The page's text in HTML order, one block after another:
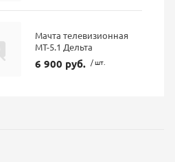
Мачта телевизионная
МТ-5.1 Дельта
6 900 руб. / шт.